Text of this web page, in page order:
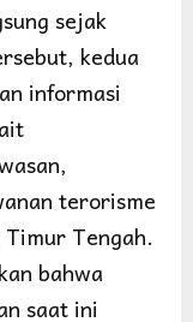
sejak
kedua
informasi
terorisme
Tengah.
bahwa
saat ini